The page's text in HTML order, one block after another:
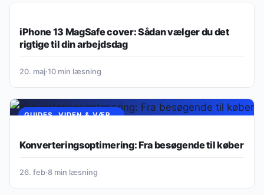
iPhone 13 MagSafe cover: Sådan vælger du det
rigtige til din arbejdsdag
20. maj·10 min læsning
GUIDES, VIDEN & VÆRKTØJER
Konverteringsoptimering: Fra besøgende til køber
26. feb·8 min læsning